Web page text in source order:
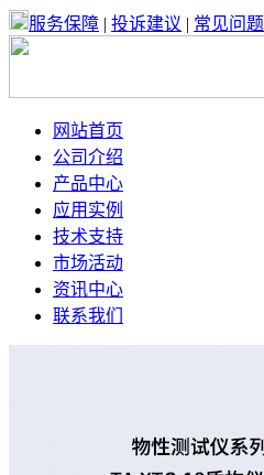
服务保障 | 投诉建议 | 常见问题
网站首页
公司介绍
产品中心
应用实例
技术支持
市场活动
资讯中心
联系我们